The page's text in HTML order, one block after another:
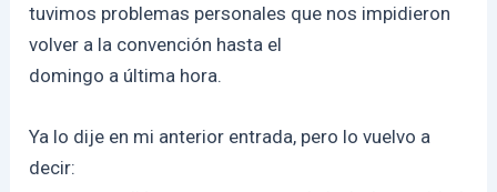
tuvimos problemas personales que nos impidieron
volver a la convención hasta el
domingo a última hora.
Ya lo dije en mi anterior entrada, pero lo vuelvo a
decir: